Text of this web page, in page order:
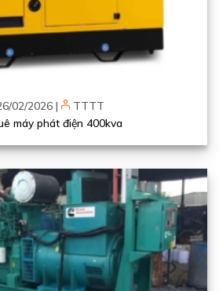
02/2026 |
TTTT
máy phát điện 400kva